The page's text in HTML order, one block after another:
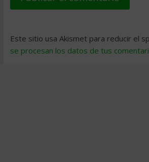
Este sitio usa Akismet para reducir el
se procesan los datos de tus